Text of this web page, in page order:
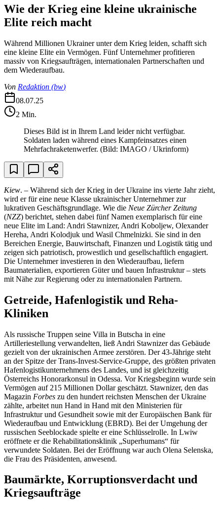
Wie der Krieg eine kleine ukrainische
Elite reich macht
Während Millionen Ukrainer unter dem Krieg leiden, schafft sich
eine kleine Elite ein Vermögen. Fünf Unternehmer profitieren
massiv von Kriegsaufträgen, internationalen Partnerschaften und
dem Wiederaufbau.
Von Redaktion (bw)
08.07.25
2 Min.
Dieses Bild ist in Ihrem Land leider nicht verfügbar.
Soldaten laden während eines Kampfeinsatzes einen
Mehrfachraketenwerfer. (Bild: IMAGO / Ukrinform)
Kiew. – Während sich der Krieg in der Ukraine ins vierte Jahr zieht,
wird er für eine neue Klasse ukrainischer Unternehmer zur
lukrativen Geschäftsgrundlage. Wie die Neue Zürcher Zeitung
(NZZ) berichtet, stehen dabei fünf Namen exemplarisch für eine
neue Elite im Land: Andri Stawnizer, Andri Koboljew, Olexander
Hereha, Andri Kolodjuk und Wasil Chmelnizki. Sie sind in den
Bereichen Energie, Bauwirtschaft, Finanzen und Logistik tätig und
zeigen sich patriotisch, prowestlich und gesellschaftlich engagiert.
Die Unternehmer investieren in den Wiederaufbau, liefern
Baumaterialien, exportieren Güter und bauen Infrastruktur – stets
mit Nähe zur Regierung oder zu internationalen Partnern.
Getreide, Hafenlogistik und Reha-
Kliniken
Als russische Truppen seine Villa in Butscha in eine
Artilleriestellung verwandelten, ließ Andri Stawnizer das Gebäude
gezielt von der ukrainischen Armee zerstören. Der 43-Jährige steht
an der Spitze der Trans-Invest-Service-Gruppe, des größten privaten
Hafenlogistikunternehmens des Landes, und ist gleichzeitig
Österreichs Honorarkonsul in Odessa. Vor Kriegsbeginn wurde sein
Vermögen auf 215 Millionen Dollar geschätzt. Stawnizer, den das
Magazin Forbes zu den hundert reichsten Menschen der Ukraine
zählte, arbeitet nun Hand in Hand mit den Ministerien für
Infrastruktur und Gesundheit sowie mit der Europäischen Bank für
Wiederaufbau und Entwicklung (EBRD). Bei der Umgehung der
russischen Seeblockade spielte er eine Schlüsselrolle. In Lwiw
eröffnete er die Rehabilitationsklinik „Superhumans“ für
verwundete Soldaten. Bei der Eröffnung war auch Olena Selenska,
die Frau des Präsidenten, anwesend.
Baumärkte, Korruptionsverdacht und
Kriegsaufträge